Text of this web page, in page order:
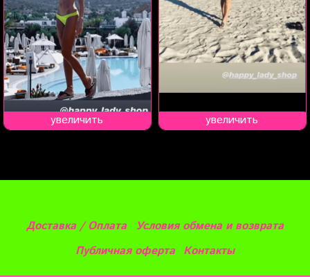
увеличить увеличить
Доставка / Оплата
Условия обмена и возврата
Публичная оферта Контакты